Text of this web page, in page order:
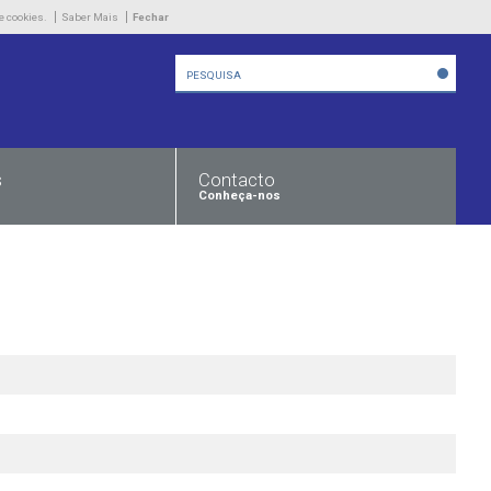
cookies. Saber Mais Fechar
Produtos
Novidades
Contacto
Conheça-nos